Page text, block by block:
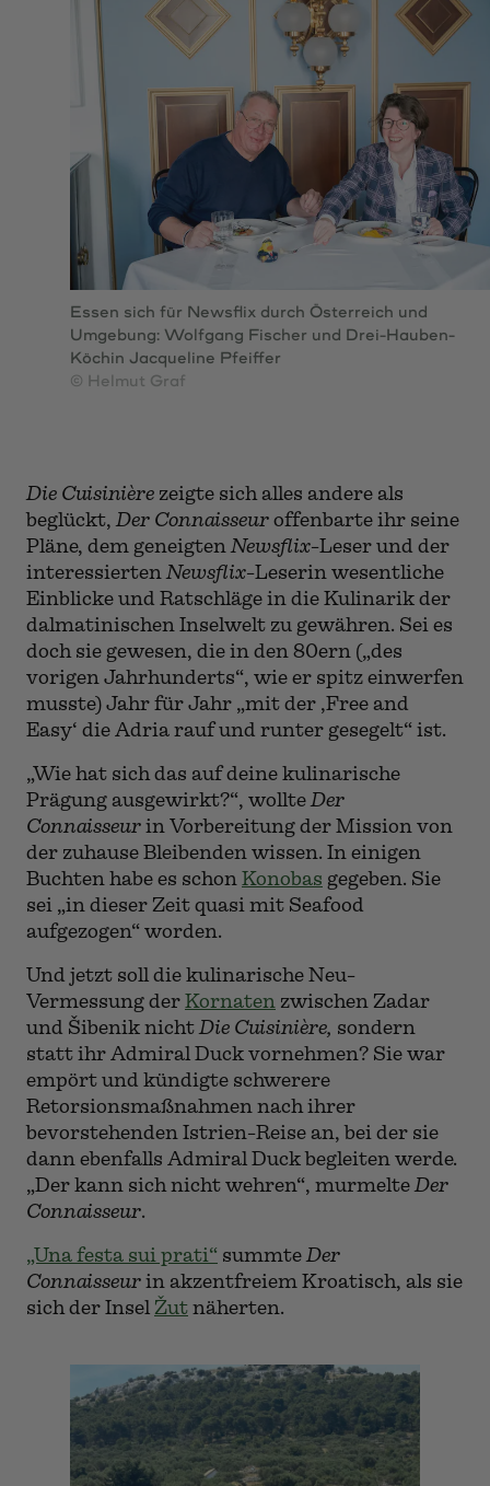
Essen sich für Newsflix durch Österreich und
Umgebung: Wolfgang Fischer und Drei-Hauben-
Köchin Jacqueline Pfeiffer
© Helmut Graf
Die Cuisinière zeigte sich alles andere als
beglückt, Der Connaisseur offenbarte ihr seine
Pläne, dem geneigten Newsflix-Leser und der
interessierten Newsflix-Leserin wesentliche
Einblicke und Ratschläge in die Kulinarik der
dalmatinischen Inselwelt zu gewähren. Sei es
doch sie gewesen, die in den 80ern („des
vorigen Jahrhunderts“, wie er spitz einwerfen
musste) Jahr für Jahr „mit der ‚Free and
Easy‘ die Adria rauf und runter gesegelt“ ist.
„Wie hat sich das auf deine kulinarische
Prägung ausgewirkt?“, wollte Der
Connaisseur in Vorbereitung der Mission von
der zuhause Bleibenden wissen. In einigen
Buchten habe es schon Konobas gegeben. Sie
sei „in dieser Zeit quasi mit Seafood
aufgezogen“ worden.
Und jetzt soll die kulinarische Neu-
Vermessung der Kornaten zwischen Zadar
und Šibenik nicht Die Cuisinière, sondern
statt ihr Admiral Duck vornehmen? Sie war
empört und kündigte schwerere
Retorsionsmaßnahmen nach ihrer
bevorstehenden Istrien-Reise an, bei der sie
dann ebenfalls Admiral Duck begleiten werde.
„Der kann sich nicht wehren“, murmelte Der
Connaisseur.
„Una festa sui prati“ summte Der
Connaisseur in akzentfreiem Kroatisch, als sie
sich der Insel Žut näherten.